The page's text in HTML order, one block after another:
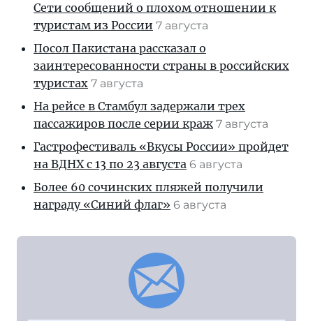
Сети сообщений о плохом отношении к
туристам из России 7 августа
Посол Пакистана рассказал о
заинтересованности страны в российских
туристах 7 августа
На рейсе в Стамбул задержали трех
пассажиров после серии краж 7 августа
Гастрофестиваль «Вкусы России» пройдет
на ВДНХ с 13 по 23 августа 6 августа
Более 60 сочинских пляжей получили
награду «Синий флаг» 6 августа